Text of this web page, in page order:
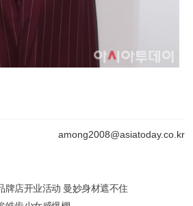
among2008@asiatoday.co.kr
店开业活动 曼妙身材遮不住